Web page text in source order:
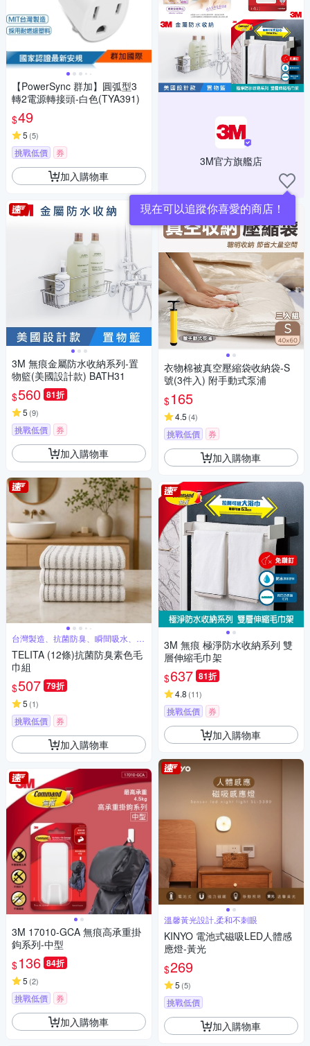
【PowerSync 群加】圓弧型3
轉2電源轉接頭-白色(TYA391)
$49
5 (5)
挑戰低價 券
加入購物車
3M 無痕金屬防水收納系列-置
物籃(美國設計款) BATH31
$560 81折
5 (9)
挑戰低價 券
加入購物車
台灣製造、抗菌防臭、瞬間吸水、觸
感柔軟
TELITA (12條)抗菌防臭素色毛
巾組
$507 79折
5 (1)
挑戰低價 券
加入購物車
3M 17010-GCA 無痕高承重掛
鉤系列-中型
$136 84折
5 (2)
挑戰低價 券
加入購物車
3M官方旗艦店
現在可以追蹤你喜愛的商店！
衣物棉被真空壓縮袋收納袋-S
號(3件入) 附手動式泵浦
$165
4.5 (4)
挑戰低價 券
加入購物車
3M 無痕 極淨防水收納系列 雙
層伸縮毛巾架
$637 81折
4.8 (11)
挑戰低價 券
加入購物車
溫馨黃光設計,柔和不刺眼
KINYO 電池式磁吸LED人體感
應燈-黃光
$269
5 (5)
挑戰低價
加入購物車